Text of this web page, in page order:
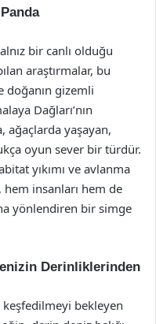
bir canlı olduğu
araştırmalar, bu
doğanın gizemli
Dağları’nın
ağaçlarda yaşayan,
oyun sever bir türdür.
yıkımı ve avlanma
hem insanları hem de
yönlendiren bir simge
Derinliklerinden
bekleyen